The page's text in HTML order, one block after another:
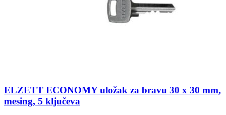
ELZETT ECONOMY uložak za bravu 30 x 30 mm,
mesing, 5 ključeva